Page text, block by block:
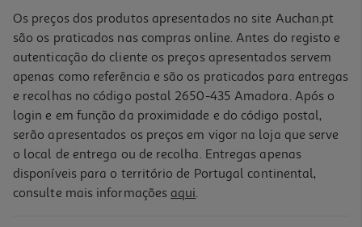
Super Silicone Uhu Casa Banho Branco 150ml
Os preços dos produtos apresentados no site Auchan.pt
são os praticados nas compras online. Antes do registo e
autenticação do cliente os preços apresentados servem
apenas como referência e são os praticados para entregas
e recolhas no código postal 2650-435 Amadora. Após o
login e em função da proximidade e do código postal,
serão apresentados os preços em vigor na loja que serve
o local de entrega ou de recolha. Entregas apenas
disponíveis para o território de Portugal continental,
consulte mais informações aqui.